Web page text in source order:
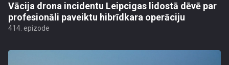
Vācija drona incidentu Leipcigas lidostā dēvē par
profesionāli paveiktu hibrīdkara operāciju
414. epizode